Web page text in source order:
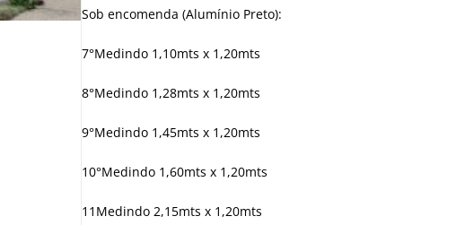
Sob encomenda (Alumínio Preto):
7°Medindo 1,10mts x 1,20mts
8°Medindo 1,28mts x 1,20mts
9°Medindo 1,45mts x 1,20mts
10°Medindo 1,60mts x 1,20mts
11Medindo 2,15mts x 1,20mts